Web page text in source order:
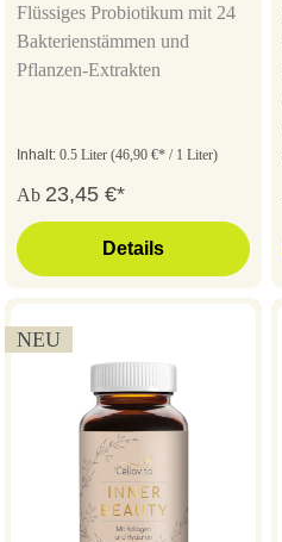
Flüssiges Probiotikum mit 24
Bakterienstämmen und
Pflanzen-Extrakten
Inhalt: 0.5 Liter (46,90 €* / 1 Liter)
Ab 23,45 €*
Details
NEU